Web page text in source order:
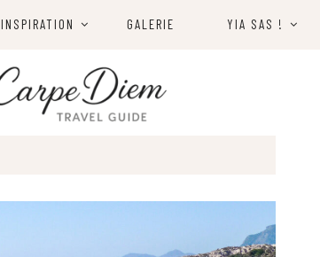
INSPIRATION GALERIE YIA SAS !